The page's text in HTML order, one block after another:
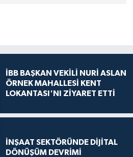
İBB BAŞKAN VEKİLİ NURİ ASLAN
ÖRNEK MAHALLESİ KENT
LOKANTASI'NI ZİYARET ETTİ
İNŞAAT SEKTÖRÜNDE DİJİTAL
DÖNÜŞÜM DEVRİMİ